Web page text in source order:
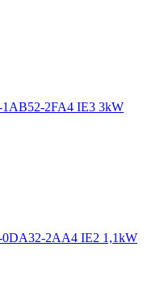
1AB52-2FA4 IE3 3kW
0DA32-2AA4 IE2 1,1kW